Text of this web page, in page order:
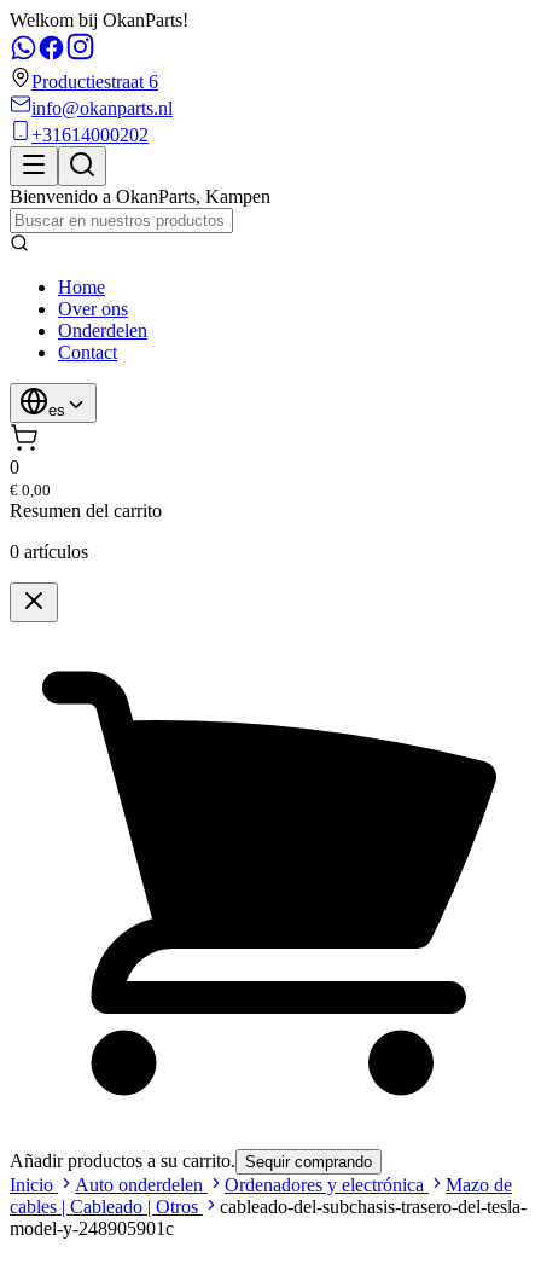
Welkom bij OkanParts!
Productiestraat 6
info@okanparts.nl
+31614000202
Bienvenido a OkanParts, Kampen
Home
Over ons
Onderdelen
Contact
es
0
€ 0,00
Resumen del carrito
0 artículos
Añadir productos a su carrito. Sequir comprando
Inicio Auto onderdelen Ordenadores y electrónica
Mazo de
cables | Cableado | Otros
cableado-del-subchasis-trasero-del-tesla-
model-y-248905901c